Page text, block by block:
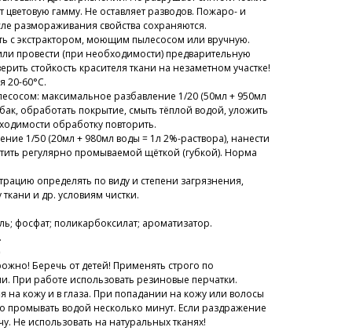
цветовую гамму. Не оставляет разводов. Пожаро- и
размораживания свойства сохраняются.
с экстрактором, моющим пылесосом или вручную.
провести (при необходимости) предварительную
стойкость красителя ткани на незаметном участке!
20-60°С.
максимальное разбавление 1/20 (50мл + 950мл
обработать покрытие, смыть тёплой водой, уложить
обработку повторить.
1/50 (20мл + 980мл воды = 1л 2%-раствора), нанести
регулярно промываемой щёткой (губкой). Норма
определять по виду и степени загрязнения,
и др. условиям чистки.
фосфат; поликарбоксилат; ароматизатор.
Беречь от детей! Применять строго по
При работе использовать резиновые перчатки.
на кожу и в глаза. При попадании на кожу или волосы
промывать водой несколько минут. Если раздражение
Не использовать на натуральных тканях!